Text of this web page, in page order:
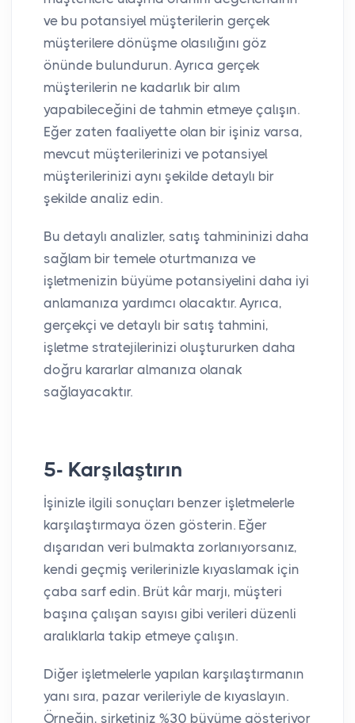
ve bu potansiyel müşterilerin gerçek
müşterilere dönüşme olasılığını göz
önünde bulundurun. Ayrıca gerçek
müşterilerin ne kadarlık bir alım
yapabileceğini de tahmin etmeye çalışın.
Eğer zaten faaliyette olan bir işiniz varsa,
mevcut müşterilerinizi ve potansiyel
müşterilerinizi aynı şekilde detaylı bir
şekilde analiz edin.
Bu detaylı analizler, satış tahmininizi daha
sağlam bir temele oturtmanıza ve
işletmenizin büyüme potansiyelini daha iyi
anlamanıza yardımcı olacaktır. Ayrıca,
gerçekçi ve detaylı bir satış tahmini,
işletme stratejilerinizi oluştururken daha
doğru kararlar almanıza olanak
sağlayacaktır.
5- Karşılaştırın
İşinizle ilgili sonuçları benzer işletmelerle
karşılaştırmaya özen gösterin. Eğer
dışarıdan veri bulmakta zorlanıyorsanız,
kendi geçmiş verilerinizle kıyaslamak için
çaba sarf edin. Brüt kâr marjı, müşteri
başına çalışan sayısı gibi verileri düzenli
aralıklarla takip etmeye çalışın.
Diğer işletmelerle yapılan karşılaştırmanın
yanı sıra, pazar verileriyle de kıyaslayın.
Örneğin, şirketiniz %30 büyüme gösteriyor